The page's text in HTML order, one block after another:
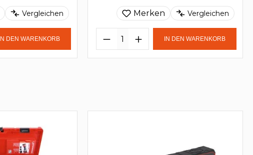
Vergleichen
IN DEN WARENKORB
Merken Vergleichen
IN DEN WARENKORB